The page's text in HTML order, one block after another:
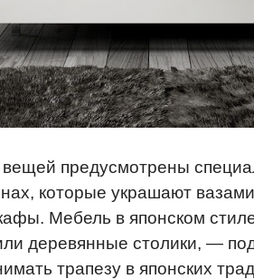
предусмотрены
которые украшают
Мебель в японском
деревянные столики, —
трапезу в японских